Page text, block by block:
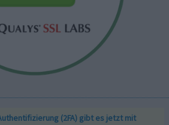
(2FA) gibt es jetzt mit